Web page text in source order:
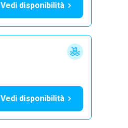
Vedi disponibilità
Vedi disponibilità